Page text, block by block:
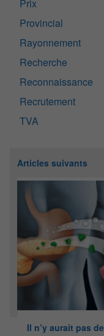
Prix
Provincial
Rayonnement
Recherche
Reconnaissance
Recrutement
TVA
Articles suivants
Il n’y aurait pas